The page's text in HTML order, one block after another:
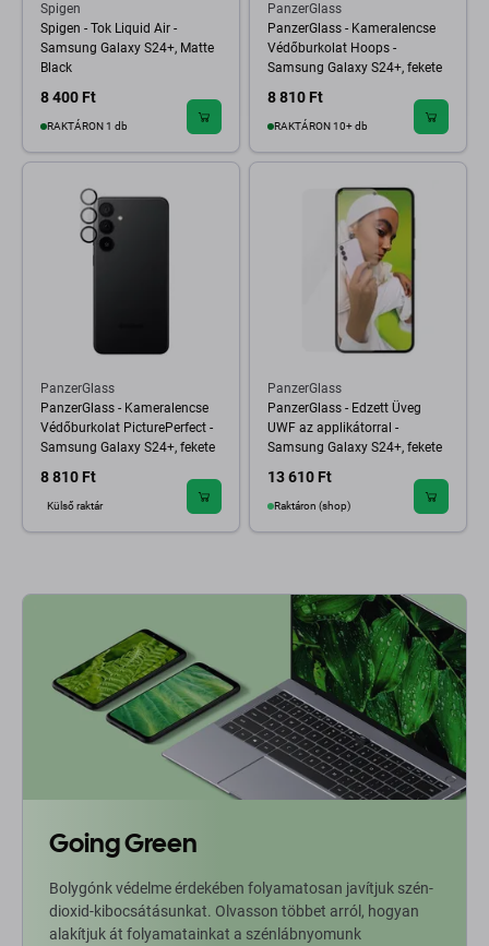
Spigen
Spigen - Tok Liquid Air -
Samsung Galaxy S24+, Matte
Black
8 400 Ft
RAKTÁRON 1 db
PanzerGlass
PanzerGlass - Kameralencse
Védőburkolat Hoops -
Samsung Galaxy S24+, fekete
8 810 Ft
RAKTÁRON 10+ db
PanzerGlass
PanzerGlass - Kameralencse
Védőburkolat PicturePerfect -
Samsung Galaxy S24+, fekete
8 810 Ft
Külső raktár
PanzerGlass
PanzerGlass - Edzett Üveg
UWF az applikátorral -
Samsung Galaxy S24+, fekete
13 610 Ft
Raktáron (shop)
Going Green
Bolygónk védelme érdekében folyamatosan javítjuk szén-
dioxid-kibocsátásunkat. Olvasson többet arról, hogyan
alakítjuk át folyamatainkat a szénlábnyomunk